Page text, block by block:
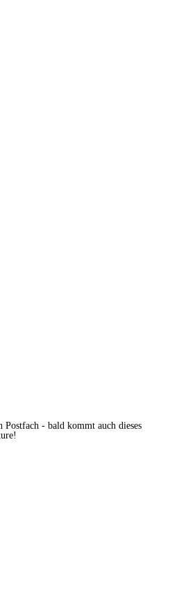
- bald kommt auch dieses